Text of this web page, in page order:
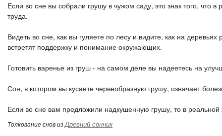
Если во сне вы собрали грушу в чужом саду, это знак того, что
труда.
Видеть во сне, как вы гуляете по лесу и видите, как на
встретят поддержку и понимание окружающих.
Готовить варенье из груш - на самом деле вы надеетесь на
Сон, в котором вы кусаете червеобразную грушу, означает
Если во сне вам предложили надкушенную грушу, то в
Толкование снов изДревний сонник